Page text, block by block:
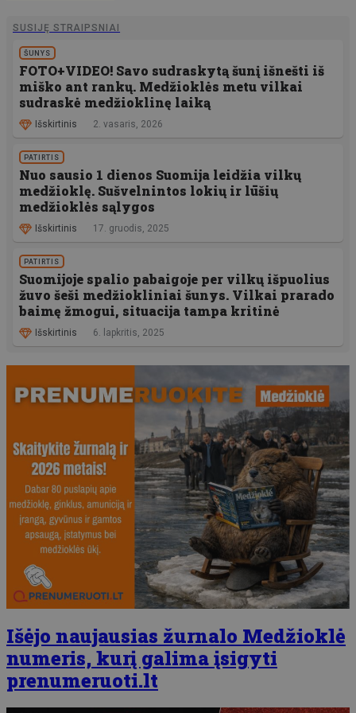
SUSIJĘ STRAIPSNIAI
ŠUNYS
FOTO+VIDEO! Savo sudraskytą šunį išnešti iš
miško ant rankų. Medžioklės metu vilkai
sudraskė medžioklinę laiką
Išskirtinis 2. vasaris, 2026
PATIRTIS
Nuo sausio 1 dienos Suomija leidžia vilkų
medžioklę. Sušvelnintos lokių ir lūšių
medžioklės sąlygos
Išskirtinis 17. gruodis, 2025
PATIRTIS
Suomijoje spalio pabaigoje per vilkų išpuolius
žuvo šeši medžiokliniai šunys. Vilkai prarado
baimę žmogui, situacija tampa kritinė
Išskirtinis 6. lapkritis, 2025
Išėjo naujausias žurnalo Medžioklė
numeris, kurį galima įsigyti
prenumeruoti.lt